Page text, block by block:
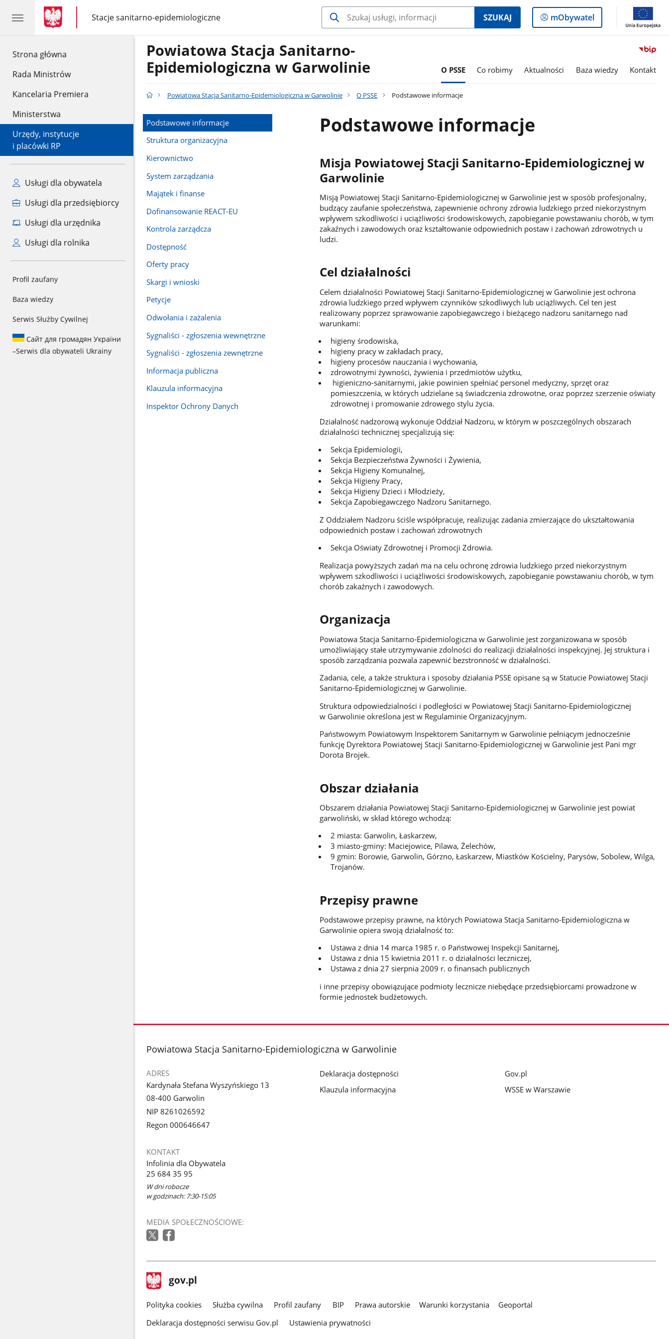
Strona główna
Rada Ministrów
Kancelaria Premiera
Ministerstwa
Urzędy, instytucje
i placówki RP
Usługi dla obywatela
Usługi dla przedsiębiorcy
Usługi dla urzędnika
Usługi dla rolnika
Profil zaufany
Baza wiedzy
Serwis Służby Cywilnej
Сайт для громадян України
–Serwis dla obywateli Ukrainy
gov.pl
gov.pl
Stacje sanitarno-epidemiologiczne
gov.pl
Stacje
sanitarno-
epidemiologiczne
SZUKAJ
Logowanie
do
mObywatel
Powiatowa Stacja Sanitarno-
Epidemiologiczna w Garwolinie
O PSSE Co robimy Aktualności Baza wiedzy Kontakt
Powiatowa Stacja Sanitarno-Epidemiologiczna w Garwolinie O PSSE Podstawowe informacje
Podstawowe informacje
Struktura organizacyjna
Kierownictwo
System zarządzania
Majątek i finanse
Dofinansowanie REACT-EU
Kontrola zarządcza
Dostępność
Oferty pracy
Skargi i wnioski
Petycje
Odwołania i zażalenia
Sygnaliści - zgłoszenia wewnętrzne
Sygnaliści - zgłoszenia zewnętrzne
Informacja publiczna
Klauzula informacyjna
Inspektor Ochrony Danych
Podstawowe informacje
Misja Powiatowej Stacji Sanitarno-Epidemiologicznej w
Garwolinie
Misją Powiatowej Stacji Sanitarno-Epidemiologicznej w Garwolinie jest w sposób profesjonalny,
budzący zaufanie społeczeństwa, zapewnienie ochrony zdrowia ludzkiego przed niekorzystnym
wpływem szkodliwości i uciążliwości środowiskowych, zapobieganie powstawaniu chorób, w tym
zakaźnych i zawodowych oraz kształtowanie odpowiednich postaw i zachowań zdrowotnych u
ludzi.
Cel działalności
Celem działalności Powiatowej Stacji Sanitarno-Epidemiologicznej w Garwolinie jest ochrona
zdrowia ludzkiego przed wpływem czynników szkodliwych lub uciążliwych. Cel ten jest
realizowany poprzez sprawowanie zapobiegawczego i bieżącego nadzoru sanitarnego nad
warunkami:
higieny środowiska,
higieny pracy w zakładach pracy,
higieny procesów nauczania i wychowania,
zdrowotnymi żywności, żywienia i przedmiotów użytku,
higieniczno-sanitarnymi, jakie powinien spełniać personel medyczny, sprzęt oraz
pomieszczenia, w których udzielane są świadczenia zdrowotne, oraz poprzez szerzenie oświaty
zdrowotnej i promowanie zdrowego stylu życia.
Działalność nadzorową wykonuje Oddział Nadzoru, w którym w poszczególnych obszarach
działalności technicznej specjalizują się:
Sekcja Epidemiologii,
Sekcja Bezpieczeństwa Żywności i Żywienia,
Sekcja Higieny Komunalnej,
Sekcja Higieny Pracy,
Sekcja Higieny Dzieci i Młodzieży,
Sekcja Zapobiegawczego Nadzoru Sanitarnego.
Z Oddziałem Nadzoru ściśle współpracuje, realizując zadania zmierzające do ukształtowania
odpowiednich postaw i zachowań zdrowotnych
Sekcja Oświaty Zdrowotnej i Promocji Zdrowia.
Realizacja powyższych zadań ma na celu ochronę zdrowia ludzkiego przed niekorzystnym
wpływem szkodliwości i uciążliwości środowiskowych, zapobieganie powstawaniu chorób, w tym
chorób zakaźnych i zawodowych.
Organizacja
Powiatowa Stacja Sanitarno-Epidemiologiczna w Garwolinie jest zorganizowana w sposób
umożliwiający stałe utrzymywanie zdolności do realizacji działalności inspekcyjnej. Jej struktura i
sposób zarządzania pozwala zapewnić bezstronność w działalności.
Zadania, cele, a także struktura i sposoby działania PSSE opisane są w Statucie Powiatowej Stacji
Sanitarno-Epidemiologicznej w Garwolinie.
Struktura odpowiedzialności i podległości w Powiatowej Stacji Sanitarno-Epidemiologicznej
w Garwolinie określona jest w Regulaminie Organizacyjnym.
Państwowym Powiatowym Inspektorem Sanitarnym w Garwolinie pełniącym jednocześnie
funkcję Dyrektora Powiatowej Stacji Sanitarno-Epidemiologicznej w Garwolinie jest Pani mgr
Dorota Brojek.
Obszar działania
Obszarem działania Powiatowej Stacji Sanitarno-Epidemiologicznej w Garwolinie jest powiat
garwoliński, w skład którego wchodzą:
2 miasta: Garwolin, Łaskarzew,
3 miasto-gminy: Maciejowice, Pilawa, Żelechów,
9 gmin: Borowie, Garwolin, Górzno, Łaskarzew, Miastków Kościelny, Parysów, Sobolew, Wilga,
Trojanów.
Przepisy prawne
Podstawowe przepisy prawne, na których Powiatowa Stacja Sanitarno-Epidemiologiczna w
Garwolinie opiera swoją działalność to:
Ustawa z dnia 14 marca 1985 r. o Państwowej Inspekcji Sanitarnej,
Ustawa z dnia 15 kwietnia 2011 r. o działalności leczniczej,
Ustawa z dnia 27 sierpnia 2009 r. o finansach publicznych
i inne przepisy obowiązujące podmioty lecznicze niebędące przedsiębiorcami prowadzone w
formie jednostek budżetowych.
stopka
Powiatowa Stacja Sanitarno-Epidemiologiczna w Garwolinie
ADRES
Kardynała Stefana Wyszyńskiego 13
08-400 Garwolin
NIP 8261026592
Regon 000646647
KONTAKT
Infolinia dla Obywatela
25 684 35 95
W dni robocze
w godzinach: 7:30-15:05
MEDIA SPOŁECZNOŚCIOWE:
Deklaracja dostępności
Klauzula informacyjna
Gov.pl
WSSE w Warszawie
stopka
gov.pl Strona
gov.pl
gov.pl
Polityka cookies Służba cywilna Profil zaufany BIP Prawa autorskie Warunki korzystania
Geoportal
Deklaracja dostępności serwisu Gov.pl
Ustawienia prywatności